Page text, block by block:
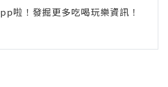
啦！發掘更多吃喝玩樂資訊！